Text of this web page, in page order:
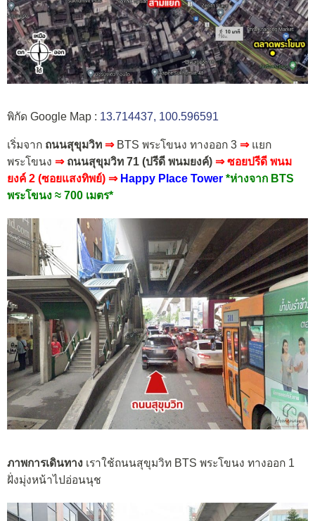
พิกัด Google Map : 13.714437, 100.596591
เริ่มจาก ถนนสุขุมวิท ⇒BTS พระโขนง ทางออก 3 ⇒แยก
พระโขนง ⇒ ถนนสุขุมวิท 71 (ปรีดี พนมยงค์) ⇒ ซอยปรีดี พนม
ยงค์ 2 (ซอยแสงทิพย์) ⇒ Happy Place Tower *ห่างจาก BTS
พระโขนง ≈ 700 เมตร*
ภาพการเดินทาง เราใช้ถนนสุขุมวิท BTS พระโขนง ทางออก 1
ฝั่งมุ่งหน้าไปอ่อนนุช